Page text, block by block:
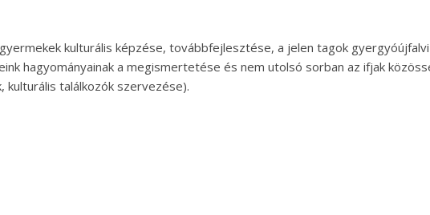
kulturális képzése, továbbfejlesztése, a jelen tagok
hagyományainak a megismertetése és nem utolsó sorban az ifjak
kulturális találkozók szervezése).